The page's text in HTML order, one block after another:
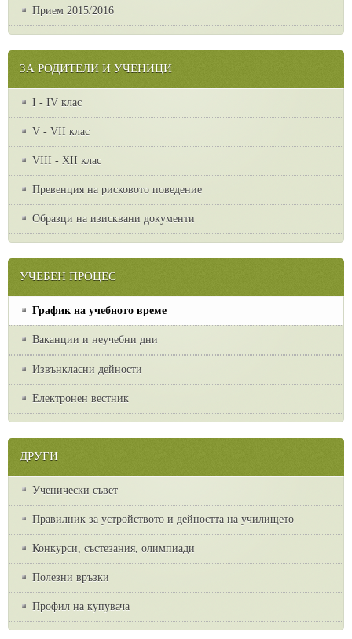
Прием 2015/2016
ЗА РОДИТЕЛИ И УЧЕНИЦИ
I - IV клас
V - VII клас
VІІІ - ХІІ клас
Превенция на рисковото поведение
Образци на изисквани документи
УЧЕБЕН ПРОЦЕС
График на учебното време
Ваканции и неучебни дни
Извънкласни дейности
Електронен вестник
ДРУГИ
Ученически съвет
Правилник за устройството и дейността на училището
Конкурси, състезания, олимпиади
Полезни връзки
Профил на купувача